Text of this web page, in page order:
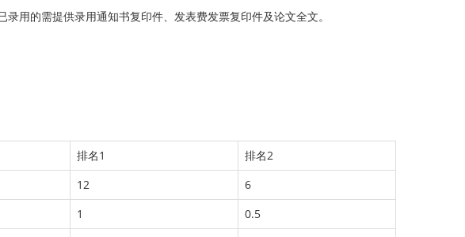
用的需提供录用通知书复印件、发表费发票复印件及论文全文。
排名1 排名2
12
6
1
0.5